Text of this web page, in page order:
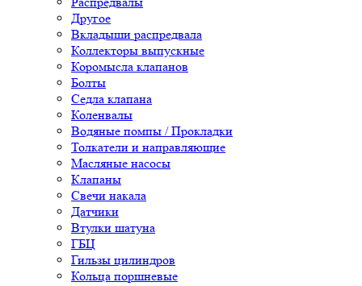
Другое
Вкладыши распредвала
Коллекторы выпускные
Коромысла клапанов
Болты
Седла клапана
Коленвалы
Водяные помпы / Прокладки
Толкатели и направляющие
Масляные насосы
Клапаны
Свечи накала
Датчики
Втулки шатуна
ГБЦ
Гильзы цилиндров
Кольца поршневые